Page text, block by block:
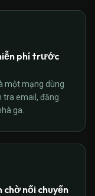
phí trước
một mạng dùng
tra email, đăng
ga.
nối chuyến